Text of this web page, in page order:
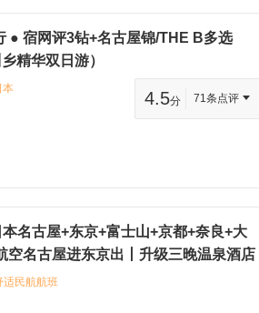
● 宿网评3钻+名古屋锦/THE B多选
精华双日游）
本
Nagoya
荣站/久屋大
4.5分 71条点评
名古屋+东京+富士山+京都+奈良+大
空名古屋进东京出丨升级三晚温泉酒店
京都清水寺+奈良公园丨往返23kg 2
适民航航班
提升，长途